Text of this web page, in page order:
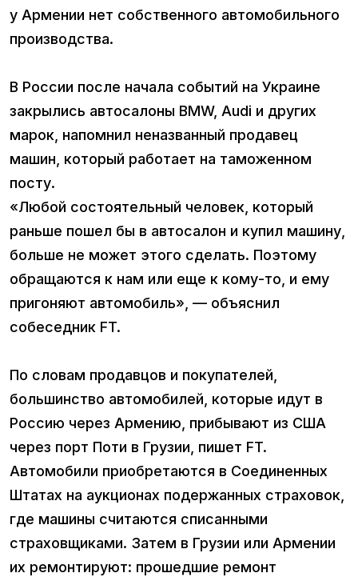
у Армении нет собственного автомобильного
производства.
В России после начала событий на Украине
закрылись автосалоны BMW, Audi и других
марок, напомнил неназванный продавец
машин, который работает на таможенном
посту.
«Любой состоятельный человек, который
раньше пошел бы в автосалон и купил машину,
больше не может этого сделать. Поэтому
обращаются к нам или еще к кому-то, и ему
пригоняют автомобиль», — объяснил
собеседник FT.
По словам продавцов и покупателей,
большинство автомобилей, которые идут в
Россию через Армению, прибывают из США
через порт Поти в Грузии, пишет FT.
Автомобили приобретаются в Соединенных
Штатах на аукционах подержанных страховок,
где машины считаются списанными
страховщиками. Затем в Грузии или Армении
их ремонтируют: прошедшие ремонт